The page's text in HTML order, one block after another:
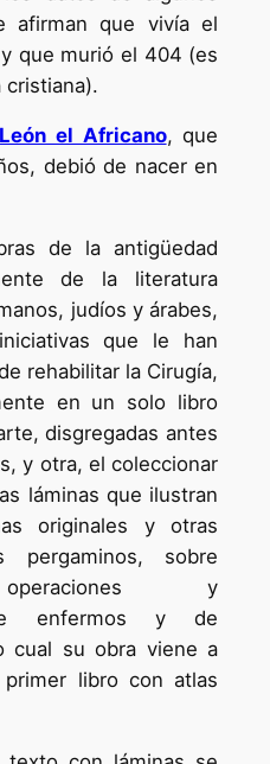
afirman que vivía el
que murió el 404 (es
cristiana).
León el Africano, que
debió de nacer en
de la antigüedad
de la literatura
judíos y árabes,
que le han
rehabilitar la Cirugía,
en un solo libro
disgregadas antes
y otra, el coleccionar
láminas que ilustran
originales y otras
pergaminos, sobre
y
enfermos y de
cual su obra viene a
libro con atlas